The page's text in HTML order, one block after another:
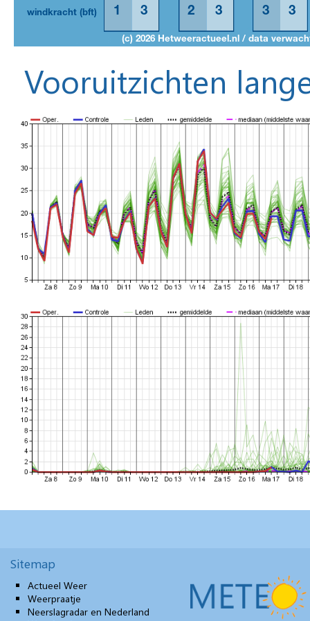
Vooruitzichten
Sitemap
Actueel Weer
Weerpraatje
Neerslagradar en Nederland